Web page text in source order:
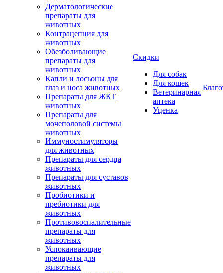
Дерматологические
препараты для
животных
Контрацепция для
животных
Обезболивающие
препараты для
животных
Капли и лосьоны для
глаз и носа животных
Препараты для ЖКТ
животных
Препараты для
мочеполовой системы
животных
Иммуностимуляторы
для животных
Препараты для сердца
животных
Препараты для суставов
животных
Пробиотики и
пребиотики для
животных
Противовоспалительные
препараты для
животных
Успокаивающие
препараты для
животных
Скидки
Для собак
Для кошек
Ветеринарная
аптека
Уценка